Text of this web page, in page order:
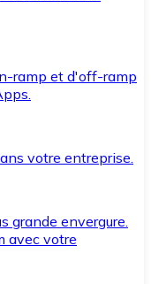
ramp et d'off-ramp
votre entreprise.
grande envergure.
avec votre